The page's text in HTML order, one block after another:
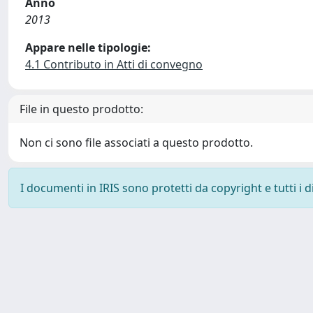
2013
Appare nelle tipologie:
4.1 Contributo in Atti di convegno
File in questo prodotto:
Non ci sono file associati a questo prodotto.
I documenti in IRIS sono protetti da copyright e tutti i